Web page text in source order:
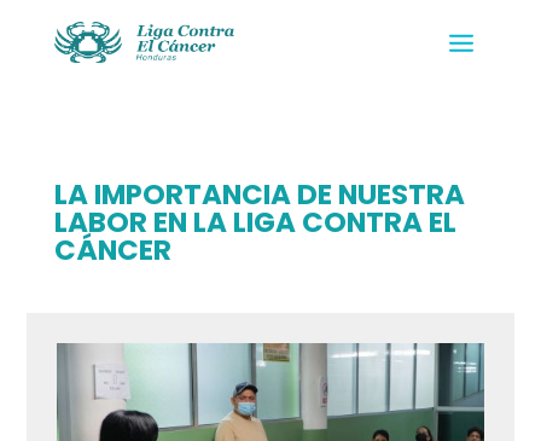
LA IMPORTANCIA DE NUESTRA
LABOR EN LA LIGA CONTRA EL
CÁNCER